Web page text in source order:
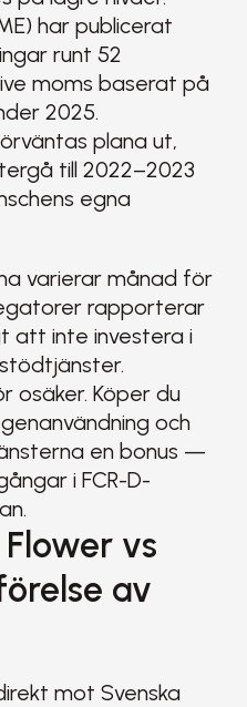
har publicerat
runt 52
moms baserat på
2025.
plana ut,
till 2022–2023
egna
varierar månad för
rapporterar
att inte investera i
osäker. Köper du
och
en bonus —
i FCR-D-
vs
av
mot Svenska